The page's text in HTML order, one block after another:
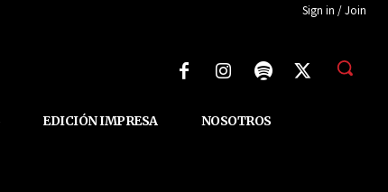
Sign in / Join
EDICIÓN IMPRESA NOSOTROS